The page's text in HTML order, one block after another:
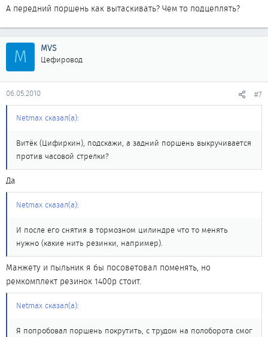
А передний поршень как вытаскивать? Чем то подцеплять?
M MVS
Цефировод
06.05.2010 #7
Netmax сказал(а):
Витёк (Цифиркин), подскажи, а задний поршень выкручивается
против часовой стрелки?
Да
Netmax сказал(а):
И после его снятия в тормозном цилиндре что то менять
нужно (какие нить резинки, например).
Манжету и пыльник я бы посоветовал поменять, но
ремкомплект резинок 1400р стоит.
Netmax сказал(а):
Я попробовал поршень покрутить, с трудом на полоборота смог